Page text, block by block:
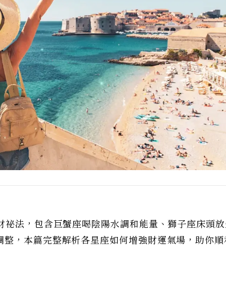
法，包含巨蟹座喝陰陽水調和能量、獅子座床頭
，本篇完整解析各星座如何增強財運氣場，助你